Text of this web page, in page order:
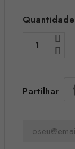
Quantidade
Partilhar